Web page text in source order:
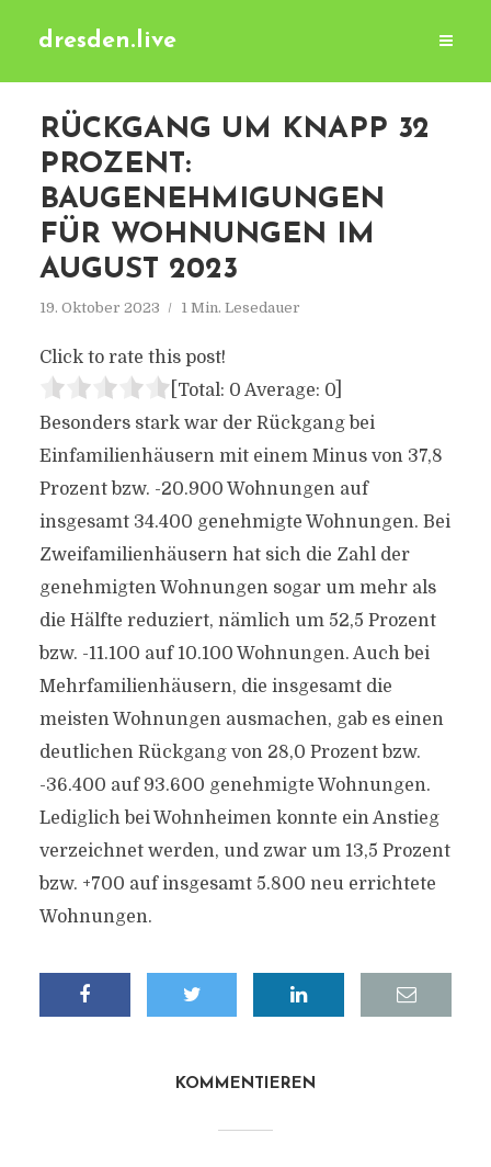
dresden.live
RÜCKGANG UM KNAPP 32
PROZENT:
BAUGENEHMIGUNGEN
FÜR WOHNUNGEN IM
AUGUST 2023
19. Oktober 2023 1 Min. Lesedauer
Click to rate this post!
[Total: 0 Average: 0]
Besonders stark war der Rückgang bei
Einfamilienhäusern mit einem Minus von 37,8
Prozent bzw. -20.900 Wohnungen auf
insgesamt 34.400 genehmigte Wohnungen. Bei
Zweifamilienhäusern hat sich die Zahl der
genehmigten Wohnungen sogar um mehr als
die Hälfte reduziert, nämlich um 52,5 Prozent
bzw. -11.100 auf 10.100 Wohnungen. Auch bei
Mehrfamilienhäusern, die insgesamt die
meisten Wohnungen ausmachen, gab es einen
deutlichen Rückgang von 28,0 Prozent bzw.
-36.400 auf 93.600 genehmigte Wohnungen.
Lediglich bei Wohnheimen konnte ein Anstieg
verzeichnet werden, und zwar um 13,5 Prozent
bzw. +700 auf insgesamt 5.800 neu errichtete
Wohnungen.
KOMMENTIEREN